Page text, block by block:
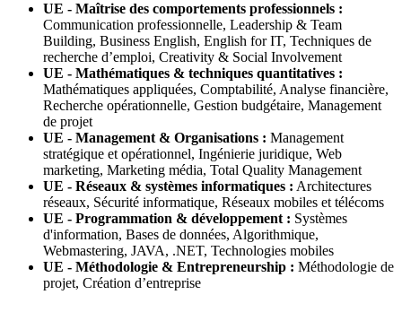
UE - Maîtrise des comportements professionnels :
Communication professionnelle, Leadership & Team
Building, Business English, English for IT, Techniques de
recherche d’emploi, Creativity & Social Involvement
UE - Mathématiques & techniques quantitatives :
Mathématiques appliquées, Comptabilité, Analyse financière,
Recherche opérationnelle, Gestion budgétaire, Management
de projet
UE - Management & Organisations : Management
stratégique et opérationnel, Ingénierie juridique, Web
marketing, Marketing média, Total Quality Management
UE - Réseaux & systèmes informatiques : Architectures
réseaux, Sécurité informatique, Réseaux mobiles et télécoms
UE - Programmation & développement : Systèmes
d'information, Bases de données, Algorithmique,
Webmastering, JAVA, .NET, Technologies mobiles
UE - Méthodologie & Entrepreneurship : Méthodologie de
projet, Création d’entreprise